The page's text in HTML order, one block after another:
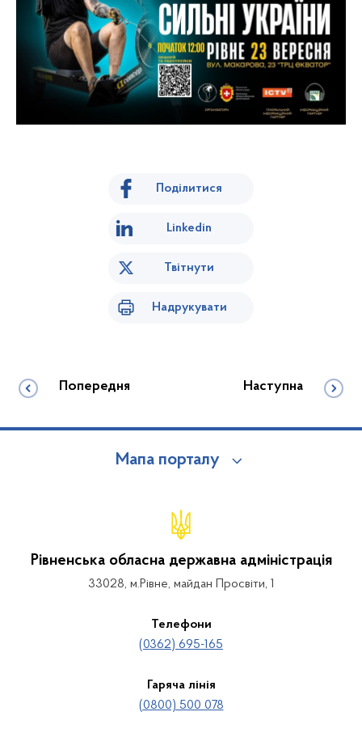
Поділитися
Linkedin
Твітнути
Надрукувати
Попередня Наступна
Мапа порталу
Рівненська обласна державна адміністрація
33028, м.Рівне, майдан Просвіти, 1
Телефони
(0362) 695-165
Гаряча лінія
(0800) 500 078